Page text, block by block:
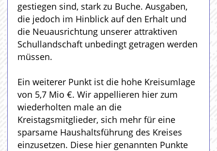
gestiegen sind, stark zu Buche. Ausgaben,
die jedoch im Hinblick auf den Erhalt und
die Neuausrichtung unserer attraktiven
Schullandschaft unbedingt getragen werden
müssen.
Ein weiterer Punkt ist die hohe Kreisumlage
von 5,7 Mio €. Wir appellieren hier zum
wiederholten male an die
Kreistagsmitglieder, sich mehr für eine
sparsame Haushaltsführung des Kreises
einzusetzen. Diese hier genannten Punkte